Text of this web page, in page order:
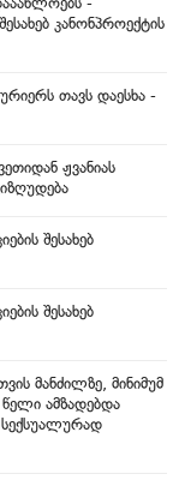
კანონპროექტის
თავს დაესხა -
ჟვანიას
შესახებ
შესახებ
მანძილზე, მინიმუმ
ამზადებდა
სექსუალურად